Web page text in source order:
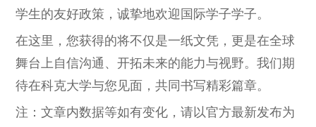
学生的友好政策，诚挚地欢迎国际学子学子。
在这里，您获得的将不仅是一纸文凭，更是在全球
舞台上自信沟通、开拓未来的能力与视野。我们期
待在科克大学与您见面，共同书写精彩篇章。
注：文章内数据等如有变化，请以官方最新发布为